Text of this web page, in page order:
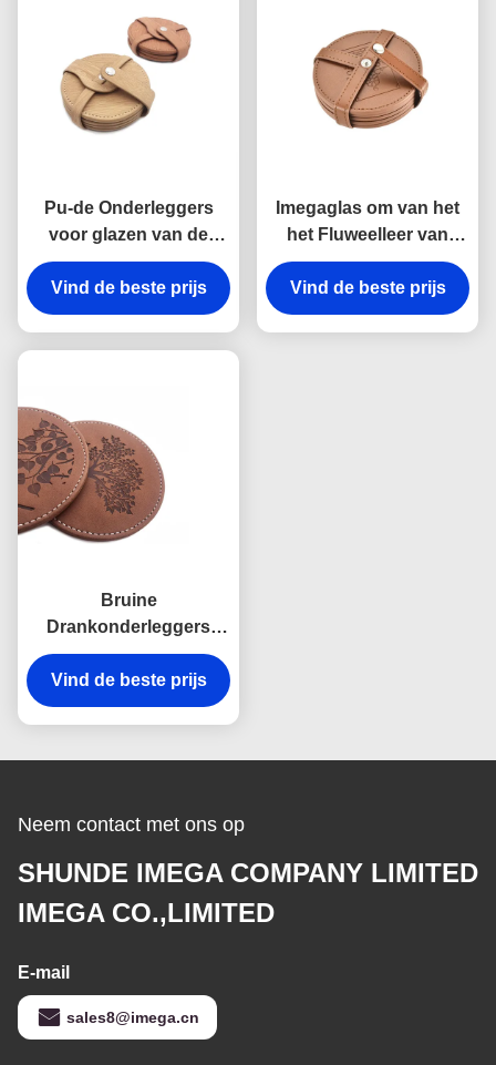
Pu-de Onderleggers
voor glazen van de
Leerdrank Geplaatst
Pantone-Kleur voor
Koppen en Glazen
Vind de beste prijs
Imegaglas om van het
het Fluweelleer van
Drankonderleggers
voor glazen de
Theeonderlegger voor
Vind de beste prijs
Bruine
Drankonderleggers
voor glazen Geplaatst
Pu-Leer om het
Embleem van
Glasonderleggers voor
Vind de beste prijs
Neem contact met ons op
SHUNDE IMEGA COMPANY LIMITED
IMEGA CO.,LIMITED
E-mail
sales8@imega.cn